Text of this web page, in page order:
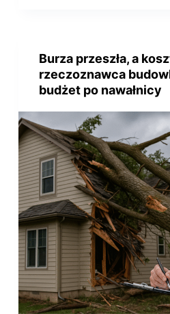
Burza przeszła, a
rzeczoznawca
budżet po nawałnicy